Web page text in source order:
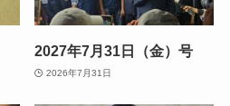
2027年7月31日（金）号
2026年7月31日